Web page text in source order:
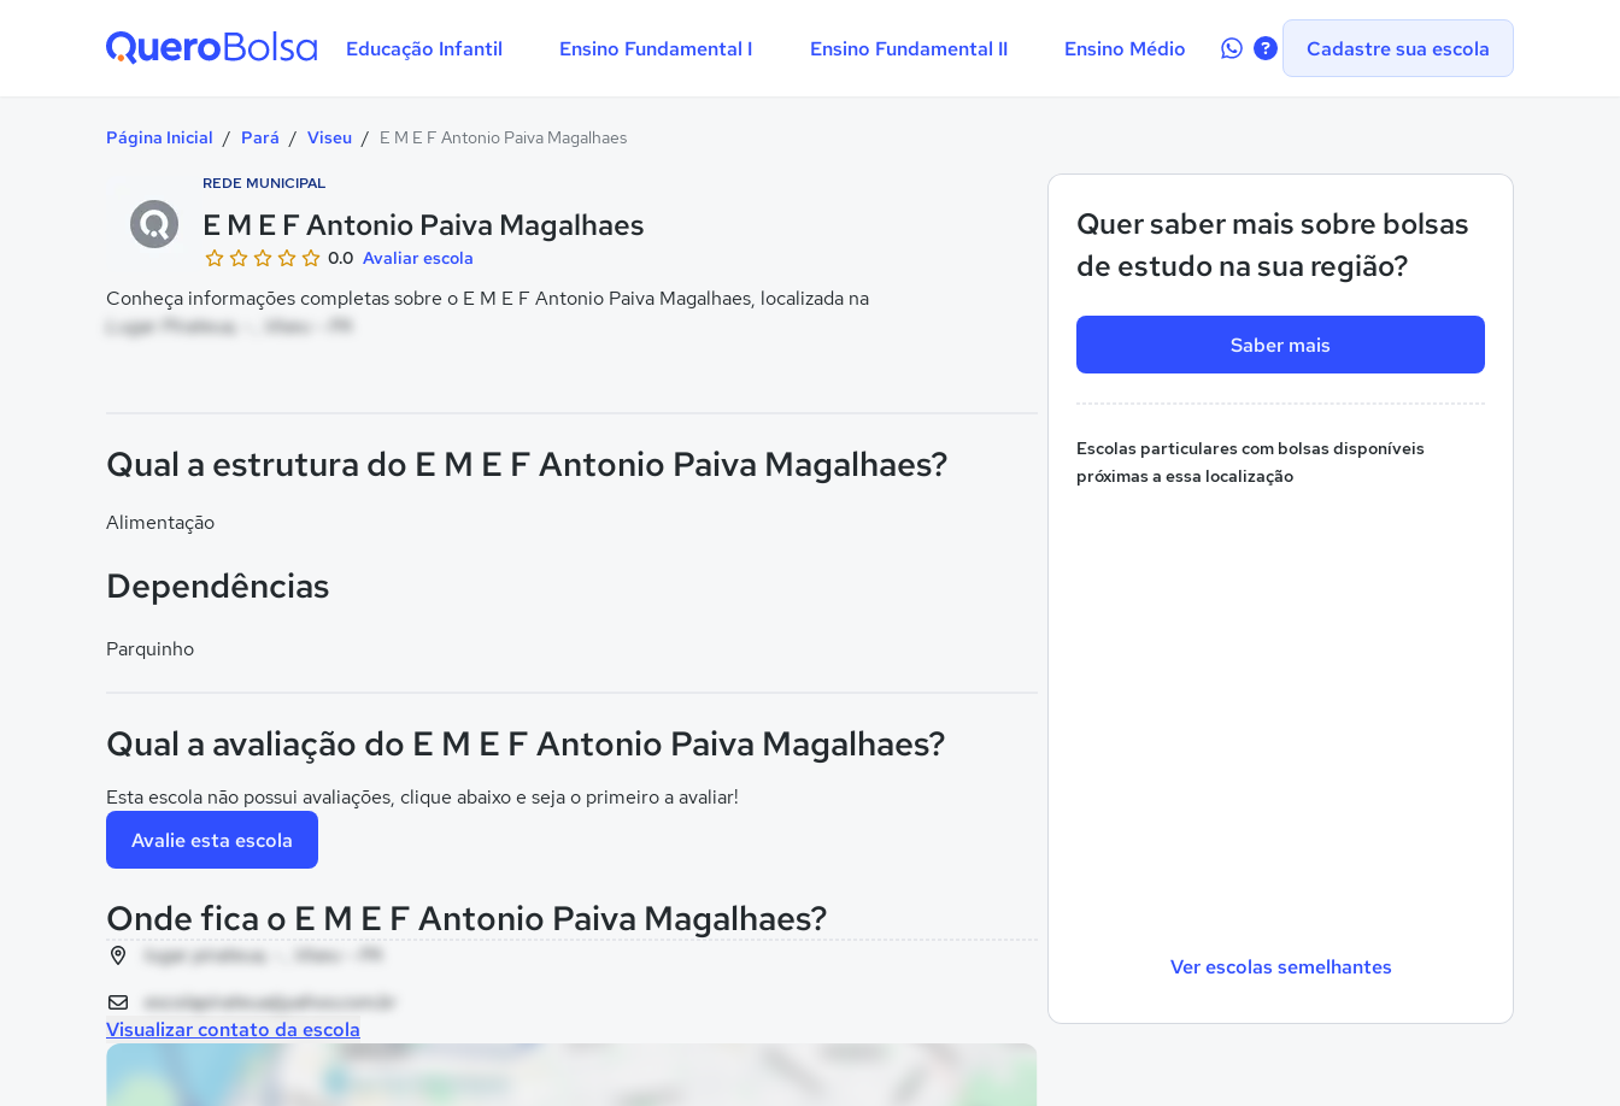
Educação Infantil Ensino Fundamental I Ensino Fundamental II Ensino Médio
Contate-Cadastre sua escola
Página Inicial / Pará / Viseu / E M E F Antonio Paiva Magalhaes
REDE MUNICIPAL
E M E F Antonio Paiva Magalhaes
0.0 Avaliar escola
Conheça informações completas sobre o E M E F Antonio Paiva Magalhaes, localizada na
Lugar Pirateua, - , Viseu - PA
Quer saber mais sobre bolsas
de estudo na sua região?
Saber mais
Escolas particulares com bolsas disponíveis
próximas a essa localização
Ver escolas semelhantes
Qual a estrutura do E M E F Antonio Paiva Magalhaes?
Alimentação
Dependências
Parquinho
Qual a avaliação do E M E F Antonio Paiva Magalhaes?
Esta escola não possui avaliações, clique abaixo e seja o primeiro a avaliar!
Avalie esta escola
Onde fica o E M E F Antonio Paiva Magalhaes?
lugar pirateua, - , Viseu - PA
escolapirateua@yahoo.com.br
Visualizar contato da escola